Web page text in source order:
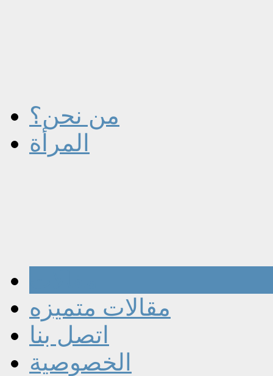
من نحن؟
المرأة
مقالات متميزه
اتصل بنا
الخصوصية